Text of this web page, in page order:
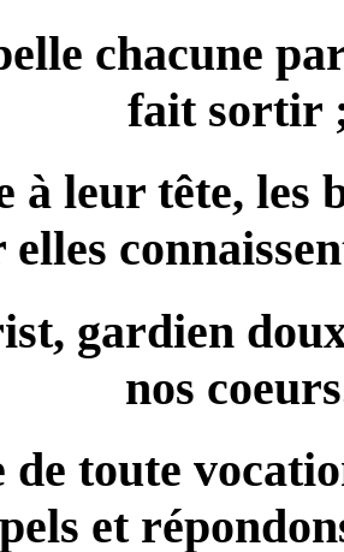
chacune
fait sortir
à leur tête, les
elles
gardien
nos
de toute
et